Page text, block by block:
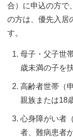
合）に申込の方で
の方は、優先入居
す。
母子・父子世
歳未満の子を
高齢者世帯（
親族または18
心身障がい者
者、難病患者